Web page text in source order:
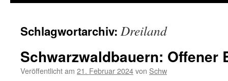
Schlagwortarchiv: Dreiland
Schwarzwaldbauern: Offener
Veröffentlicht am 21. Februar 2024von Schw